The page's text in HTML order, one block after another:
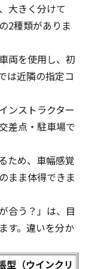
大きく分けて
の2種類がありま
両を使用し、初
は近隣の指定コ
ンストラクター
差点・駐車場で
ため、車幅感覚
まま体得できま
合う？」は、目
す。違いを分か
型（ウインクリ